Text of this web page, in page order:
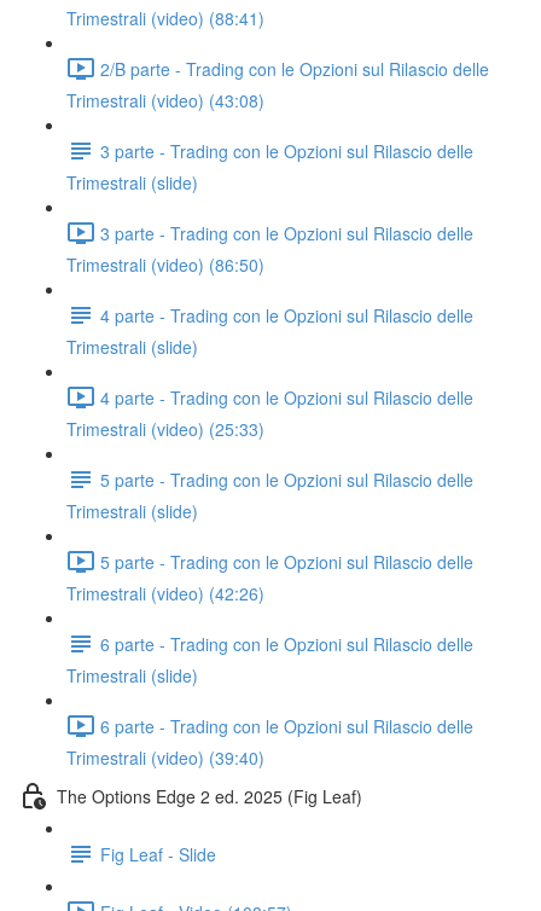
Trimestrali (video) (88:41)
2/B parte - Trading con le Opzioni sul Rilascio delle
Trimestrali (video) (43:08)
3 parte - Trading con le Opzioni sul Rilascio delle
Trimestrali (slide)
3 parte - Trading con le Opzioni sul Rilascio delle
Trimestrali (video) (86:50)
4 parte - Trading con le Opzioni sul Rilascio delle
Trimestrali (slide)
4 parte - Trading con le Opzioni sul Rilascio delle
Trimestrali (video) (25:33)
5 parte - Trading con le Opzioni sul Rilascio delle
Trimestrali (slide)
5 parte - Trading con le Opzioni sul Rilascio delle
Trimestrali (video) (42:26)
6 parte - Trading con le Opzioni sul Rilascio delle
Trimestrali (slide)
6 parte - Trading con le Opzioni sul Rilascio delle
Trimestrali (video) (39:40)
The Options Edge 2 ed. 2025 (Fig Leaf)
Fig Leaf - Slide